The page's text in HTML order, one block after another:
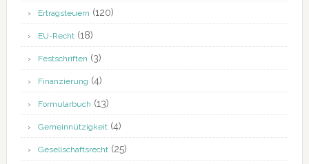
Ertragsteuern (120)
EU-Recht(18)
Festschriften (3)
Finanzierung (4)
Formularbuch (13)
Gemeinnützigkeit(4)
Gesellschaftsrecht(25)